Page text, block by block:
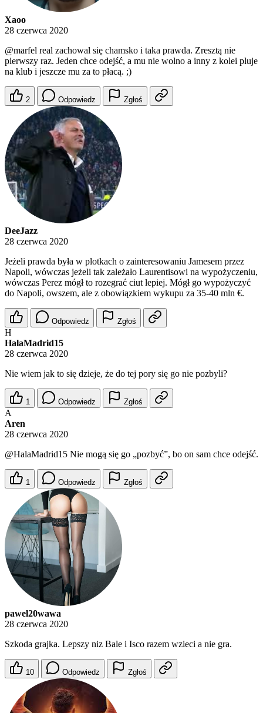
Xaoo
28 czerwca 2020
@marfel real zachowal się chamsko i taka prawda. Zresztą nie
pierwszy raz. Jeden chce odejść, a mu nie wolno a inny z kolei pluje
na klub i jeszcze mu za to płacą. ;)
2 Odpowiedz Zgłoś
DeeJazz
28 czerwca 2020
Jeżeli prawda była w plotkach o zainteresowaniu Jamesem przez
Napoli, wówczas jeżeli tak zależało Laurentisowi na wypożyczeniu,
wówczas Perez mógł to rozegrać ciut lepiej. Mógł go wypożyczyć
do Napoli, owszem, ale z obowiązkiem wykupu za 35-40 mln €.
Odpowiedz Zgłoś
H
HalaMadrid15
28 czerwca 2020
Nie wiem jak to się dzieje, że do tej pory się go nie pozbyli?
1 Odpowiedz Zgłoś
A
Aren
28 czerwca 2020
@HalaMadrid15 Nie mogą się go „pozbyć”, bo on sam chce odejść.
1 Odpowiedz Zgłoś
pawel20wawa
28 czerwca 2020
Szkoda grajka. Lepszy niz Bale i Isco razem wzieci a nie gra.
10 Odpowiedz Zgłoś